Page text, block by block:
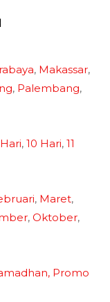
, Makassar,
, Palembang,
, 10 Hari, 11
, Maret,
, Oktober,
Promo